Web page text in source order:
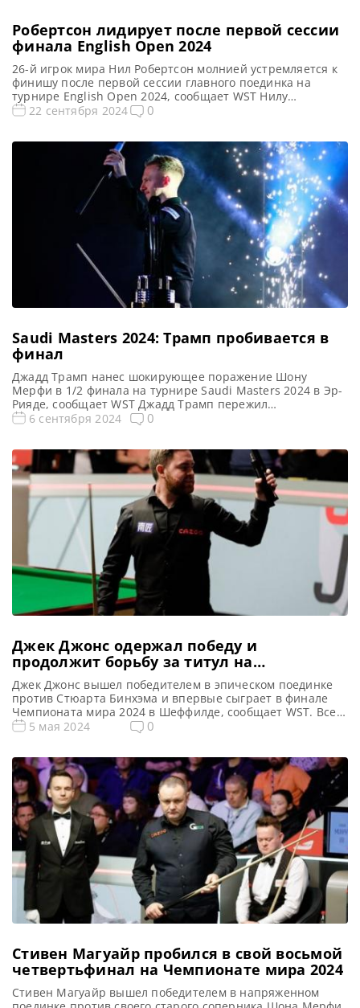
Робертсон лидирует после первой сессии
финала English Open 2024
26-й игрок мира Нил Робертсон молнией устремляется к
финишу после первой сессии главного поединка на
турнире English Open 2024, сообщает WST Нилу
Робертсону нужно всего лишь два фрейма, чтобы во
Ицзэ со счетом 7-1 в Брентвуде. Их матч судит Марсель
22 сентября 2024 0
Saudi Masters 2024: Трамп пробивается в
финал
Джадд Трамп нанес шокирующее поражение Шону
Мерфи в 1/2 финала на турнире Saudi Masters 2024 в Эр-
Рияде, сообщает WST Джадд Трамп пережил
сокрушительный финальный фрейм. И в итоге обыграл
откроет Трампу удивительную главу на грани истории.
Кроме […]
6 сентября 2024 0
Джек Джонс одержал победу и
продолжит борьбу за титул на
Чемпионате мира 2024
Джек Джонс вышел победителем в эпическом поединке
против Стюарта Бинхэма и впервые сыграет в финале
Чемпионата мира 2024 в Шеффилде, сообщает WST. Все
новости и результаты Чемпионата Мира 2024
трансляций Чемпионата Мира 2024 Голосования и
опросы Чемпионат Мира 2024 Видео Чемпионата Мира
2024 […]
5 мая 2024 0
Стивен Магуайр пробился в свой восьмой
четвертьфинал на Чемпионате мира 2024
Стивен Магуайр вышел победителем в напряженном